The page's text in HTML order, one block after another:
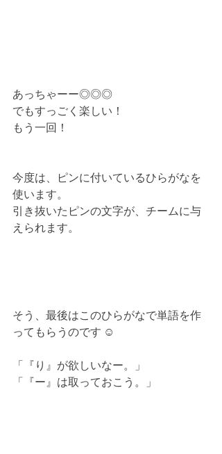
あっちゃーー◎◎◎
でもすっごく楽しい！
もう一回！
今度は、ピンに付いているひらがなを
使います。
引き抜いたピンの文字が、チームに与
えられます。
そう、最後はこのひらがなで単語を作
ってもらうのです ☺︎
「『り』が欲しいなー。」
「『ー』は取っておこう。」